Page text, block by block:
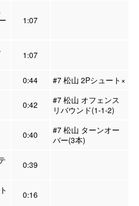
1:07
1:07
0:44 #7 松山 2Pシュート×
0:42
#7 松山 オフェンス
リバウンド(1-1-2)
0:40
#7 松山 ターンオー
バー(3本)
0:39
0:16